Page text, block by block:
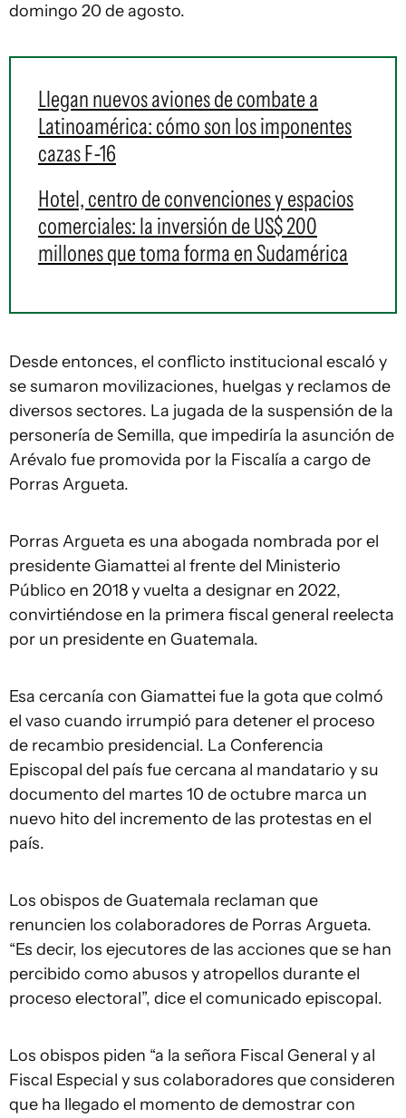
domingo 20 de agosto.
Llegan nuevos aviones de combate a
Latinoamérica: cómo son los imponentes
cazas F-16
Hotel, centro de convenciones y espacios
comerciales: la inversión de US$ 200
millones que toma forma en Sudamérica
Desde entonces, el conflicto institucional escaló y
se sumaron movilizaciones, huelgas y reclamos de
diversos sectores. La jugada de la suspensión de la
personería de Semilla, que impediría la asunción de
Arévalo fue promovida por la Fiscalía a cargo de
Porras Argueta.
Porras Argueta es una abogada nombrada por el
presidente Giamattei al frente del Ministerio
Público en 2018 y vuelta a designar en 2022,
convirtiéndose en la primera fiscal general reelecta
por un presidente en Guatemala.
Esa cercanía con Giamattei fue la gota que colmó
el vaso cuando irrumpió para detener el proceso
de recambio presidencial. La Conferencia
Episcopal del país fue cercana al mandatario y su
documento del martes 10 de octubre marca un
nuevo hito del incremento de las protestas en el
país.
Los obispos de Guatemala reclaman que
renuncien los colaboradores de Porras Argueta.
“Es decir, los ejecutores de las acciones que se han
percibido como abusos y atropellos durante el
proceso electoral”, dice el comunicado episcopal.
Los obispos piden “a la señora Fiscal General y al
Fiscal Especial y sus colaboradores que consideren
que ha llegado el momento de demostrar con